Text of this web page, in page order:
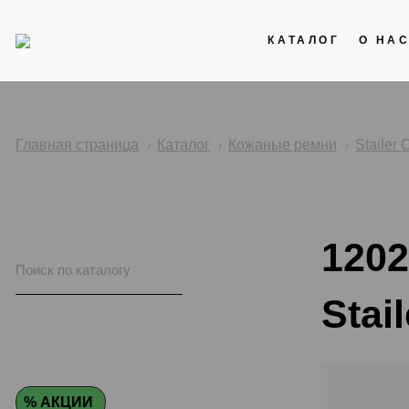
КАТАЛОГ О НАС
Главная страница Каталог Кожаные ремни Stailer
% АКЦИИ